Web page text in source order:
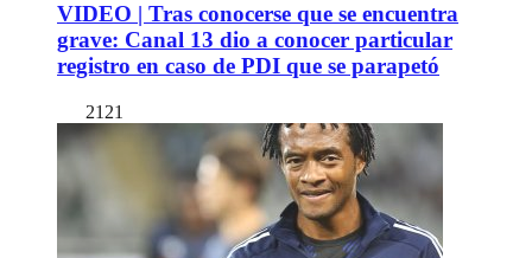
VIDEO | Tras conocerse que se encuentra
grave: Canal 13 dio a conocer particular
registro en caso de PDI que se parapetó
2121